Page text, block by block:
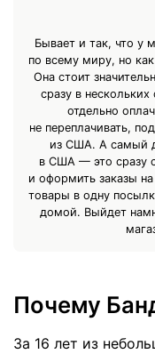
Бывает и так, что у
по всему миру, но
Она стоит
сразу в
отдельно
не переплачивать,
из США. А самый
в США — это сразу
и оформить заказы
товары в одну
домой. Выйдет
Почему
За 16 лет из